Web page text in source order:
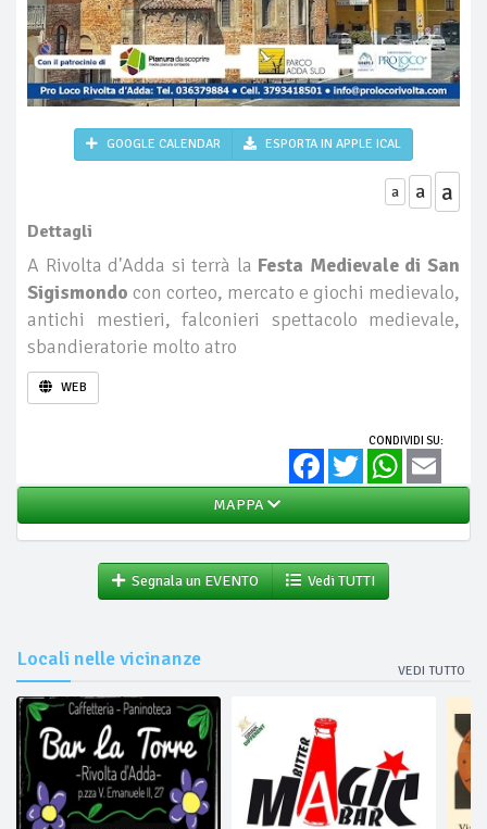
GOOGLE CALENDAR ESPORTA IN APPLE ICAL
a a a
Dettagli
A Rivolta d'Adda si terrà la Festa Medievale di San
Sigismondo con corteo, mercato e giochi medievalo,
antichi mestieri, falconieri spettacolo medievale,
sbandieratorie molto atro
WEB
CONDIVIDI SU:
FacebookTwitter WhatsApp
MAPPA
Segnala un EVENTO Vedi TUTTI
Locali nelle vicinanze
VEDI TUTTO